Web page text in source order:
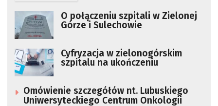
O połączeniu szpitali w Zielonej
Górze i Sulechowie
Cyfryzacja w zielonogórskim
szpitalu na ukończeniu
Omówienie szczegółów nt. Lubuskiego
Uniwersyteckiego Centrum Onkologii